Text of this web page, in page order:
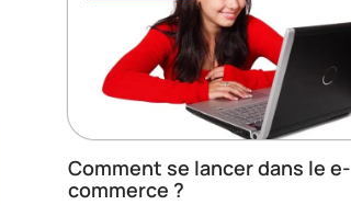
Comment se lancer dans le e-
commerce ?